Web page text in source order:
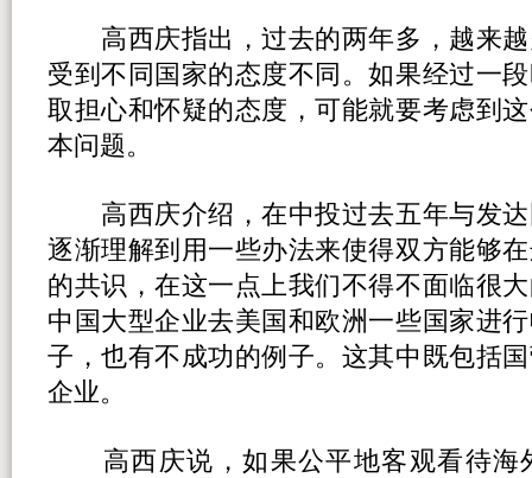
高西庆指出，过去的两年多，越来越
受到不同国家的态度不同。如果经过一
取担心和怀疑的态度，可能就要考虑到
本问题。
高西庆介绍，在中投过去五年与发达
逐渐理解到用一些办法来使得双方能够
的共识，在这一点上我们不得不面临很
中国大型企业去美国和欧洲一些国家进
子，也有不成功的例子。这其中既包括
企业。
高西庆说，如果公平地客观看待海